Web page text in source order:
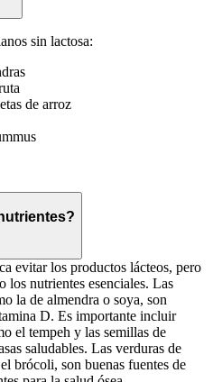
sin lactosa:
de arroz
evitar los productos lácteos, pero
los nutrientes esenciales. Las
la de almendra o soya, son
D. Es importante incluir
el tempeh y las semillas de
saludables. Las verduras de
brócoli, son buenas fuentes de